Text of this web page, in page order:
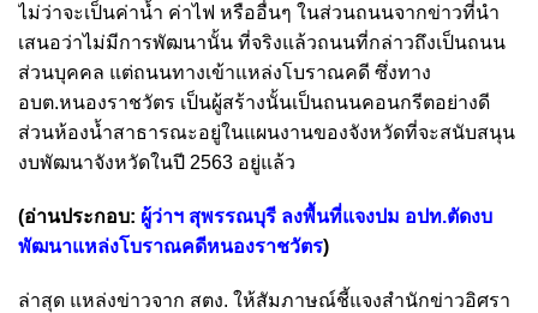
ไม่ว่าจะเป็นค่าน้ำ ค่าไฟ หรืออื่นๆ ในส่วนถนนจากข่าวที่นำ
เสนอว่าไม่มีการพัฒนานั้น ที่จริงแล้วถนนที่กล่าวถึงเป็นถนน
ส่วนบุคคล แต่ถนนทางเข้าแหล่งโบราณคดี ซึ่งทาง
อบต.หนองราชวัตร เป็นผู้สร้างนั้นเป็นถนนคอนกรีตอย่างดี
ส่วนห้องน้ำสาธารณะอยู่ในแผนงานของจังหวัดที่จะสนับสนุน
งบพัฒนาจังหวัดในปี 2563 อยู่แล้ว
(อ่านประกอบ: ผู้ว่าฯ สุพรรณบุรี ลงพื้นที่แจงปม อปท.ตัดงบ
พัฒนาแหล่งโบราณคดีหนองราชวัตร)
ล่าสุด แหล่งข่าวจาก สตง. ให้สัมภาษณ์ชี้แจงสำนักข่าวอิศรา